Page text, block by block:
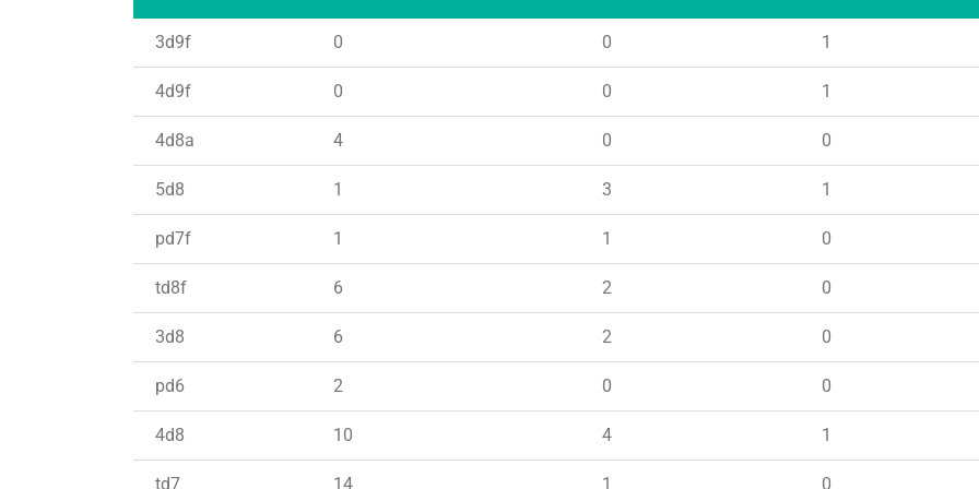
3d9f 0 0 1
4d9f 0 0 1
4d8a 4 0 0
5d8 1 3 1
pd7f 1 1 0
td8f 6 2 0
3d8 6 2 0
pd6 2 0 0
4d8 10 4 1
td7 14 1 0